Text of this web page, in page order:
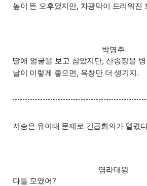
높이 뜬 오후였지만, 차광막이 드리워진
박명주
딸애 얼굴을 보고 참았지만, 산송장을
날이 이렇게 좋으면, 욕창만 더 생기지.
저승은 유이태 문제로 긴급회의가 열렸
염라대왕
다들 모였어?